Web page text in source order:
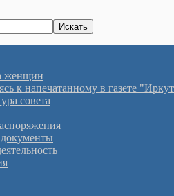
женщин
к напечатанному в газете
совета